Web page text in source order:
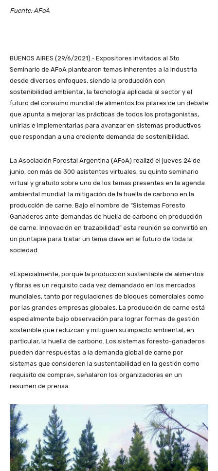
Fuente: AFoA
BUENOS AIRES (29/6/2021).- Expositores invitados al 5to
Seminario de AFoA plantearon temas inherentes a la industria
desde diversos enfoques, siendo la producción con
sostenibilidad ambiental, la tecnología aplicada al sector y el
futuro del consumo mundial de alimentos los pilares de un debate
que apunta a mejorar las prácticas de todos los protagonistas,
unirlas e implementarlas para avanzar en sistemas productivos
que respondan a una creciente demanda de sostenibilidad.
La Asociación Forestal Argentina (AFoA) realizó el jueves 24 de
junio, con más de 300 asistentes virtuales, su quinto seminario
virtual y gratuito sobre uno de los temas presentes en la agenda
ambiental mundial: la mitigación de la huella de carbono en la
producción de carne. Bajo el nombre de “Sistemas Foresto
Ganaderos ante demandas de huella de carbono en producción
de carne. Innovación en trazabilidad” esta reunión se convirtió en
un puntapié para tratar un tema clave en el futuro de toda la
sociedad.
«Especialmente, porque la producción sustentable de alimentos
y fibras es un requisito cada vez demandado en los mercados
mundiales, tanto por regulaciones de bloques comerciales como
por las grandes empresas globales. La producción de carne está
especialmente bajo observación para lograr formas de gestión
sostenible que reduzcan y mitiguen su impacto ambiental, en
particular, la huella de carbono. Los sistemas foresto-ganaderos
pueden dar respuestas a la demanda global de carne por
sistemas que consideren la sustentabilidad en la gestión como
requisito de compra», señalaron los organizadores en un
resumen de prensa.